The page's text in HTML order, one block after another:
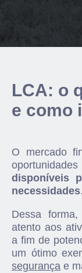
LCA: o
e como
O mercado
disponíveis
necessidades.
Dessa
atento aos
a fim de
um ótimo
segurança e